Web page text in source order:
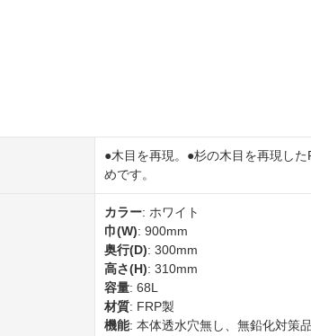
●木目を再現。●杉の木目を再現し
めです。
カラー: ホワイト
巾(W): 900mm
奥行(D): 300mm
高さ(H): 310mm
容量: 68L
材質: FRP製
機能: 本体透水穴無し、無鉛化対策